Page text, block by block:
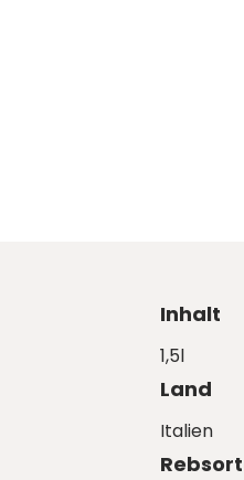
Inhalt
1,5l
Land
Italien